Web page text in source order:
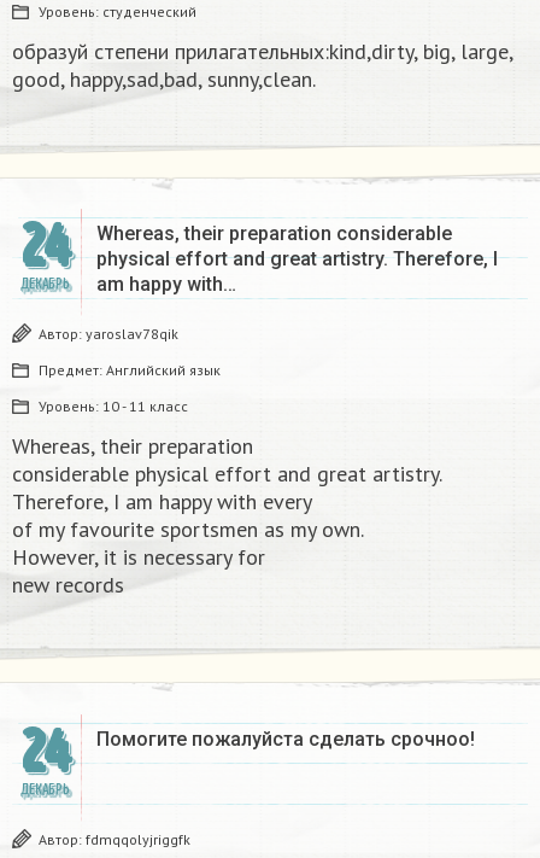
Уровень: студенческий
образуй степени прилагательных:kind,dirty, big, large,
good, happy,sad,bad, sunny,clean.​
24
ДЕКАБРЬ
Whereas, their preparation considerable
physical effort and great artistry. Therefore, I
am happy with…
Автор: yaroslav78qik
Предмет: Английский язык
Уровень: 10 - 11 класс
Whereas, their preparation
considerable physical effort and great artistry.
Therefore, I am happy with every
of my favourite sportsmen as my own.
However, it is necessary for
new records​
24
ДЕКАБРЬ
Помогите пожалуйста сделать срочноо! ​
Автор: fdmqqolyjriggfk